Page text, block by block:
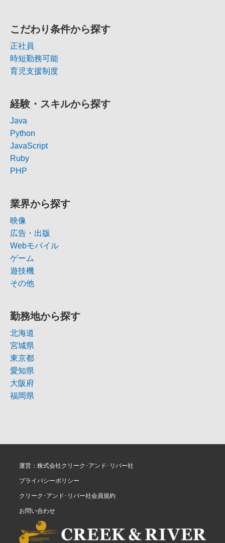
こだわり条件から探す
正社員
時短勤務可能
育児支援制度
経験・スキルから探す
Java
Python
JavaScript
Ruby
PHP
業界から探す
映像
広告・出版
Webモバイル
ゲーム
遊技機
その他
勤務地から探す
北海道
宮城県
東京都
愛知県
大阪府
福岡県
運営：株式会社クリーク･アンド･リバー社
プライバシーポリシー
クリーク･アンド･リバー社会員規約
お問い合わせ